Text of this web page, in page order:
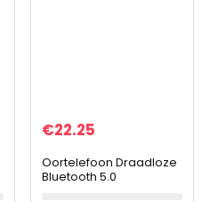
€22.25
Oortelefoon Draadloze
Bluetooth 5.0